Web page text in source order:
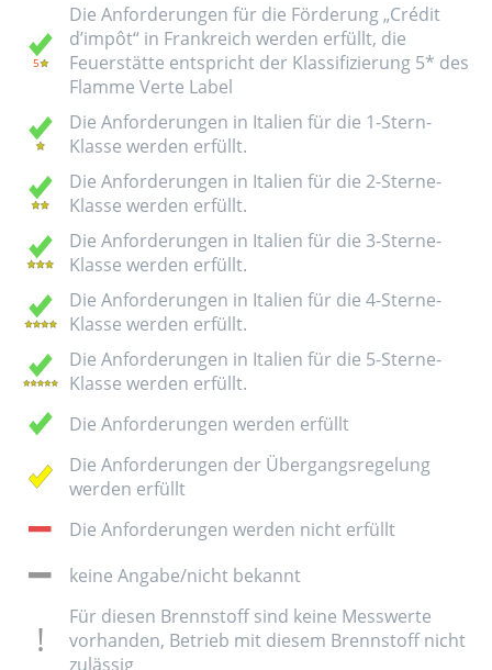
Die Anforderungen für die Förderung „Crédit
d’impôt“ in Frankreich werden erfüllt, die
Feuerstätte entspricht der Klassifizierung 5* des
Flamme Verte Label
Die Anforderungen in Italien für die 1-Stern-
Klasse werden erfüllt.
Die Anforderungen in Italien für die 2-Sterne-
Klasse werden erfüllt.
Die Anforderungen in Italien für die 3-Sterne-
Klasse werden erfüllt.
Die Anforderungen in Italien für die 4-Sterne-
Klasse werden erfüllt.
Die Anforderungen in Italien für die 5-Sterne-
Klasse werden erfüllt.
Die Anforderungen werden erfüllt
Die Anforderungen der Übergangsregelung
werden erfüllt
Die Anforderungen werden nicht erfüllt
keine Angabe/nicht bekannt
Für diesen Brennstoff sind keine Messwerte
vorhanden, Betrieb mit diesem Brennstoff nicht
zulässig